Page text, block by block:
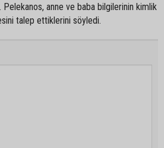
anne ve baba bilgilerinin kimlik
talep ettiklerini söyledi.